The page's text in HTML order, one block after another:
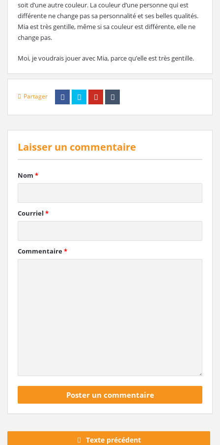
soit d’une autre couleur. La couleur d’une personne qui est
différente ne change pas sa personnalité et ses belles qualités.
Mia est très gentille, même si sa couleur est différente, elle ne
change pas.
Moi, je voudrais jouer avec Mia, parce qu’elle est très gentille.
Partager
Laisser un commentaire
Nom *
Courriel *
Commentaire*
Texte précédent